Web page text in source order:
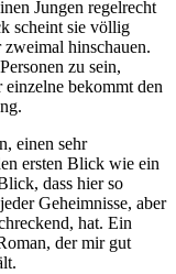
Jungen regelrecht
scheint sie völlig
hinschauen.
zu sein,
bekommt den
einen sehr
ersten Blick wie ein
dass hier so
Geheimnisse, aber
hat. Ein
der mir gut